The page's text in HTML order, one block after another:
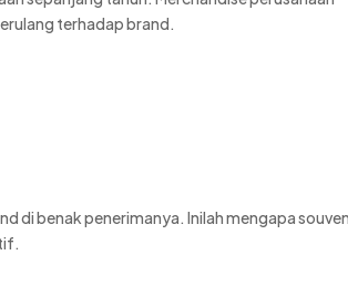
terhadap brand.
di benak penerimanya. Inilah mengapa